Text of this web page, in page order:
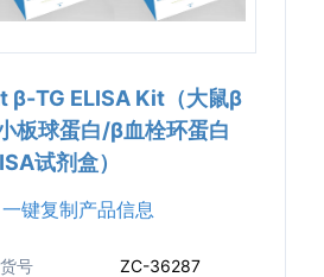
β-TG ELISA Kit（大鼠β
板球蛋白/β血栓环蛋白
试剂盒）
一键复制产品信息
货号
ZC-36287